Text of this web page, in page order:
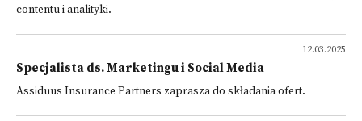
contentu i analityki.
12.03.2025
Specjalista ds. Marketingu i Social Media
Assiduus Insurance Partners zaprasza do składania ofert.